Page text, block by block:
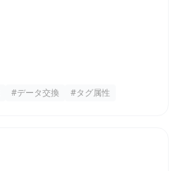
#データ交換 #タグ属性